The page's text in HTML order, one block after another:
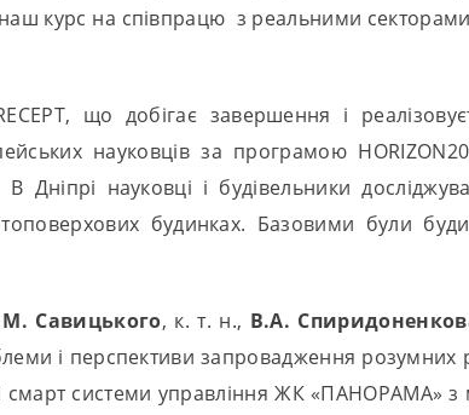
наш курс на співпрацю з реальними
що добігає завершення і
науковців за програмою
науковці і будівельники
будинках. Базовими були
Савицького, к. т. н., В.А.
і перспективи запровадження розумних
системи управління ЖК «ПАНОРАМА» з